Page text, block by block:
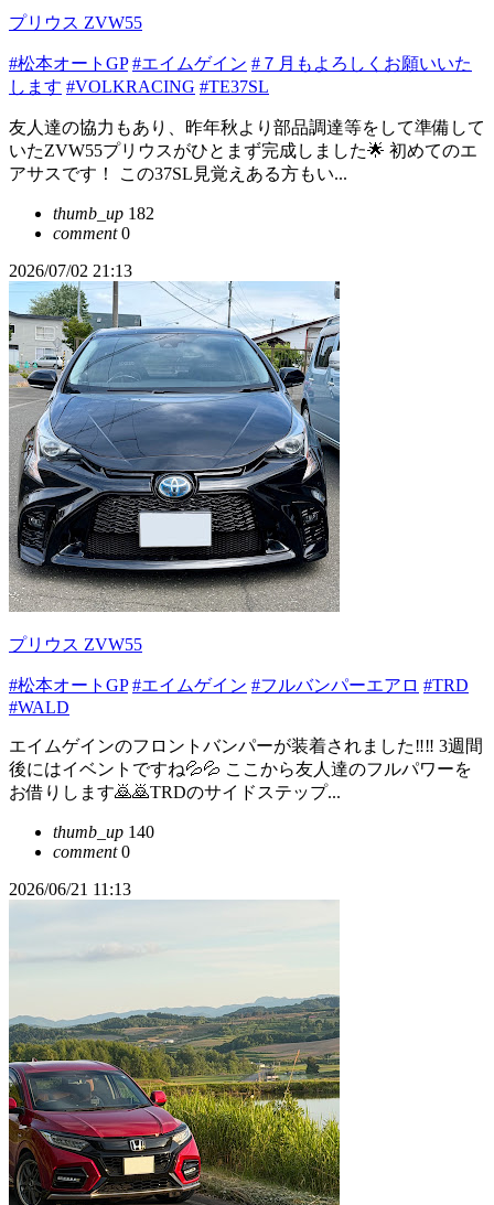
プリウス ZVW55
#松本オートGP #エイムゲイン #７月もよろしくお願いいた
します #VOLKRACING #TE37SL
友人達の協力もあり、昨年秋より部品調達等をして準備して
いたZVW55プリウスがひとまず完成しました🌟 初めてのエ
アサスです！ この37SL見覚えある方もい...
thumb_up 182
comment0
2026/07/02 21:13
プリウス ZVW55
#松本オートGP #エイムゲイン #フルバンパーエアロ #TRD
#WALD
エイムゲインのフロントバンパーが装着されました‼️‼️ 3週間
後にはイベントですね💦💦 ここから友人達のフルパワーを
お借りします🙇🙇TRDのサイドステップ...
thumb_up 140
comment0
2026/06/21 11:13